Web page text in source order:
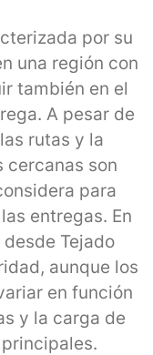
por su
una región con
también en el
A pesar de
rutas y la
son
para
entregas. En
Tejado
aunque los
en función
y la carga de